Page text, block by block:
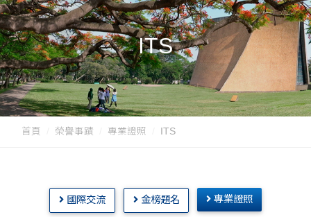
ITS
首頁 榮譽事蹟 專業證照 ITS
國際交流 金榜題名 專業證照